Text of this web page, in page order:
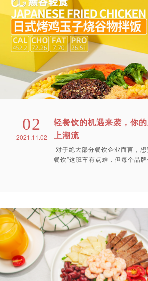
02
2021.11.02
轻餐饮的机遇来袭，你
上潮流
对于绝大部分餐饮企业而言，
餐饮”这班车有点难，但每个品